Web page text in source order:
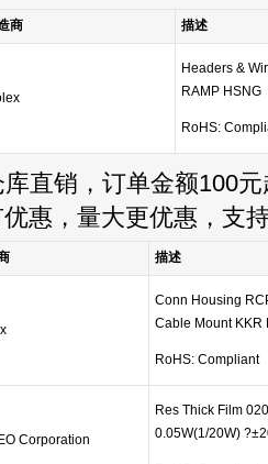
商 描述
Headers &
RAMP HSNG
RoHS:
直销，订单金额100元
惠，量大更优惠，支
描述
Conn Housing
Cable Mount KKR
RoHS: Compliant
Corporation
Res Thick Film
0.05W(1/20W)